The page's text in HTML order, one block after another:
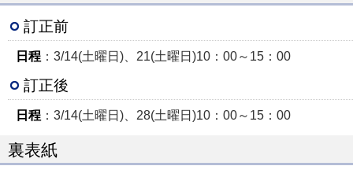
訂正前
日程 ：3/14(土曜日)、21(土曜日)10：00～15：00
訂正後
日程 ：3/14(土曜日)、28(土曜日)10：00～15：00
裏表紙